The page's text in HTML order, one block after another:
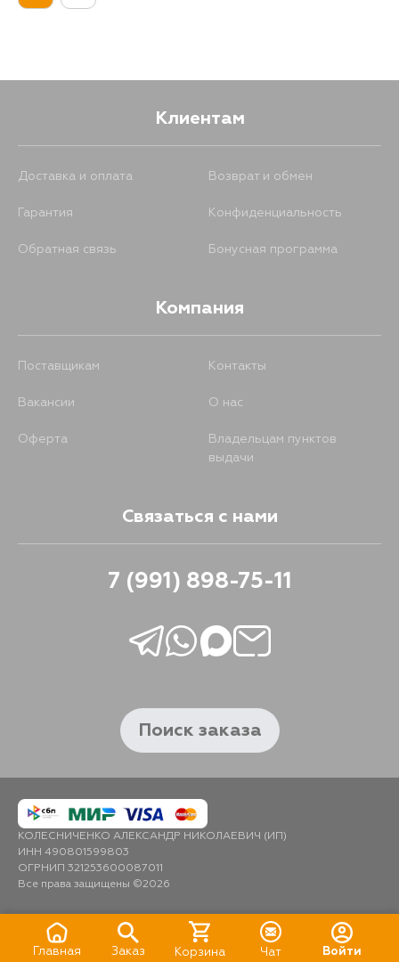
Клиентам
Доставка и оплата Возврат и обмен
Гарантия Конфиденциальность
Обратная связь Бонусная программа
Компания
Поставщикам Контакты
Вакансии О нас
Оферта
Владельцам пунктов
выдачи
Связаться с нами
7 (991) 898-75-11
Поиск заказа
КОЛЕСНИЧЕНКО АЛЕКСАНДР НИКОЛАЕВИЧ (ИП)
ИНН 490801599803
ОГРНИП 321253600087011
Все права защищены ©2026
Главная Заказ Корзина Чат Войти